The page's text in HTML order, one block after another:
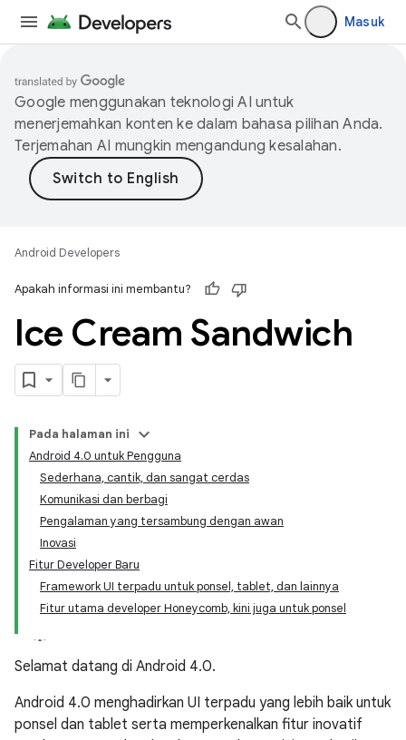
Masuk
Google menggunakan teknologi AI untuk
menerjemahkan konten ke dalam bahasa pilihan Anda.
Terjemahan AI mungkin mengandung kesalahan.
Android Developers
Apakah informasi ini membantu?
Ice Cream Sandwich
Pada halaman ini
Android 4.0 untuk Pengguna
Sederhana, cantik, dan sangat cerdas
Komunikasi dan berbagi
Pengalaman yang tersambung dengan awan
Inovasi
Fitur Developer Baru
Framework UI terpadu untuk ponsel, tablet, dan lainnya
Fitur utama developer Honeycomb, kini juga untuk ponsel
Selamat datang di Android 4.0.
Android 4.0 menghadirkan UI terpadu yang lebih baik untuk
ponsel dan tablet serta memperkenalkan fitur inovatif